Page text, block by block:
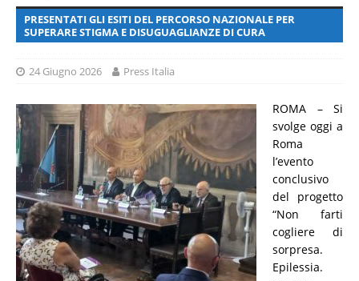
PRESENTATI GLI ESITI DEL PERCORSO NAZIONALE PER
SUPERARE STIGMA E DISUGUAGLIANZE DI CURA
24 Giugno 2026 Press Italia
ROMA – Si
svolge oggi a
Roma
l’evento
conclusivo
del progetto
“Non farti
cogliere di
sorpresa.
Epilessia.